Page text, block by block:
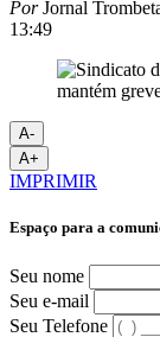
PorJornal
13:49
A-
A+
IMPRIMIR
Espaço para a
Seu nome
Seu e-mail
Seu Telefone